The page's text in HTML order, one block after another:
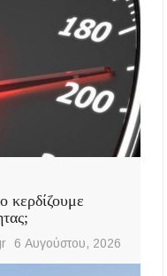
κερδίζουμε
6 Αυγούστου, 2026